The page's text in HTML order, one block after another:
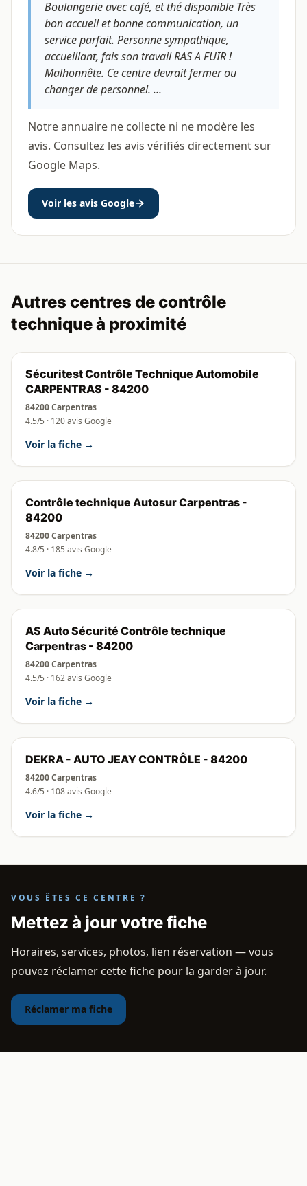
Boulangerie avec café, et thé disponible Très
bon accueil et bonne communication, un
service parfait. Personne sympathique,
accueillant, fais son travail RAS A FUIR !
Malhonnête. Ce centre devrait fermer ou
changer de personnel. ...
Notre annuaire ne collecte ni ne modère les
avis. Consultez les avis vérifiés directement sur
Google Maps.
Voir les avis Google
Autres centres de contrôle
technique à proximité
Sécuritest Contrôle Technique Automobile
CARPENTRAS - 84200
84200 Carpentras
4.5/5 · 120 avis Google
Voir la fiche →
Contrôle technique Autosur Carpentras -
84200
84200 Carpentras
4.8/5 · 185 avis Google
Voir la fiche →
AS Auto Sécurité Contrôle technique
Carpentras - 84200
84200 Carpentras
4.5/5 · 162 avis Google
Voir la fiche →
DEKRA - AUTO JEAY CONTRÔLE - 84200
84200 Carpentras
4.6/5 · 108 avis Google
Voir la fiche →
VOUS ÊTES CE CENTRE ?
Mettez à jour votre fiche
Horaires, services, photos, lien réservation — vous
pouvez réclamer cette fiche pour la garder à jour.
Réclamer ma fiche